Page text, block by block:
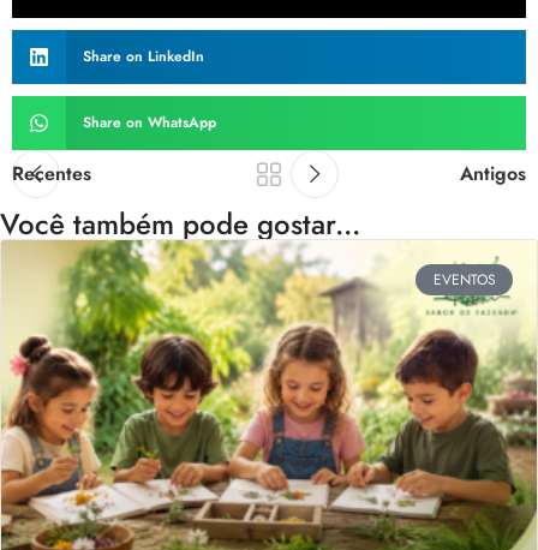
Share on LinkedIn
Share on WhatsApp
Recentes Antigos
Você também pode gostar...
EVENTOS